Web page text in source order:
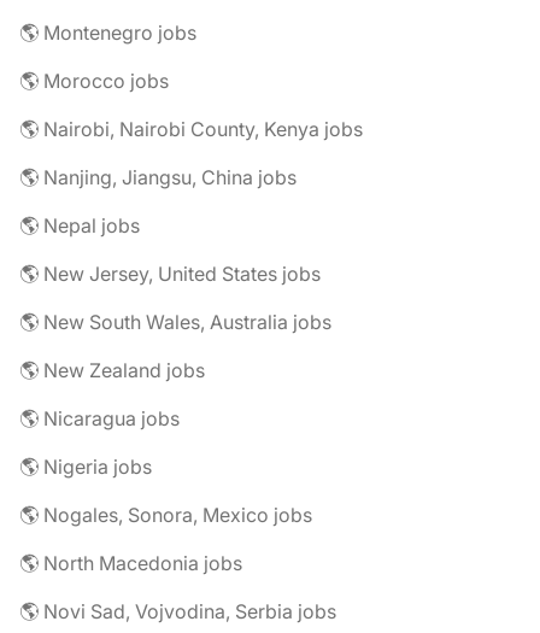
🌎 Montenegro jobs
🌎 Morocco jobs
🌎 Nairobi, Nairobi County, Kenya jobs
🌎 Nanjing, Jiangsu, China jobs
🌎 Nepal jobs
🌎 New Jersey, United States jobs
🌎 New South Wales, Australia jobs
🌎 New Zealand jobs
🌎 Nicaragua jobs
🌎 Nigeria jobs
🌎 Nogales, Sonora, Mexico jobs
🌎 North Macedonia jobs
🌎 Novi Sad, Vojvodina, Serbia jobs